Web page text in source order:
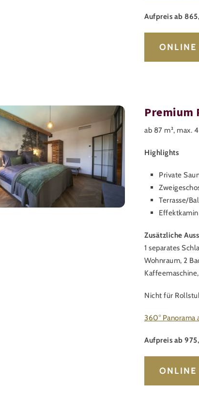
Aufpreis ab
ONLINE
Premium
ab 87 m², max.
Highlights
Private
Terrasse/
Effektkamin
Zusätzliche
1 separates
Wohnraum, 2
Nicht für
360° Panorama
Aufpreis ab
ONLINE